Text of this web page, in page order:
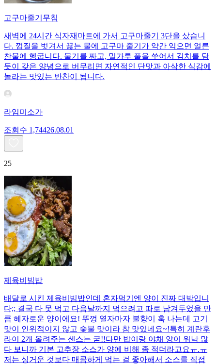
고구마줄기무침
새벽에 24시간 식자재마트에 가서 고구마줄기 3단을 샀습니
다. 껍질을 벗겨서 끓는 물에 고구마 줄기가 약간 익으면 얼른
찬물에 헹굽니다. 물기를 짜고, 밀가루 풀을 쑤어서 김치를 담
듯이 갖은 양념으로 버무리면 자연적인 단맛과 아삭한 식감에
놀라는 맛있는 반찬이 됩니다.
라임미소가
조회수 1,74426.08.01
25
제육비빔밥
배달로 시킨 제육비빔밥인데 혼자먹기엔 양이 진짜 대박입니
다;; 결국 다 못 먹고 다음날까지 먹으려고 따로 남겨두었을 만
큼 혜자로운 양이에요! 뚜껑 열자마자 불향이 훅 나는데 고기
맛이 인위적이지 않고 숯불 맛이라 참 맛있네요~!특히 계란후
라이 2개 올려주는 센스는 굳!! ​다만 밥이랑 야채 양이 워낙 많
다 보니까 기본 고추장 소스가 양에 비해 좀 적더라고요ㅠ.ㅠ
저는 싱거운 것보다 매콤하게 먹는 걸 좋아해서 소스를 직접